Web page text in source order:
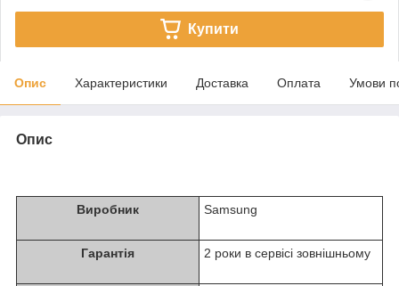
Купити
Опис Характеристики Доставка Оплата Умови
Опис
Виробник Samsung
Гарантія 2 роки в сервісі зовнішньому